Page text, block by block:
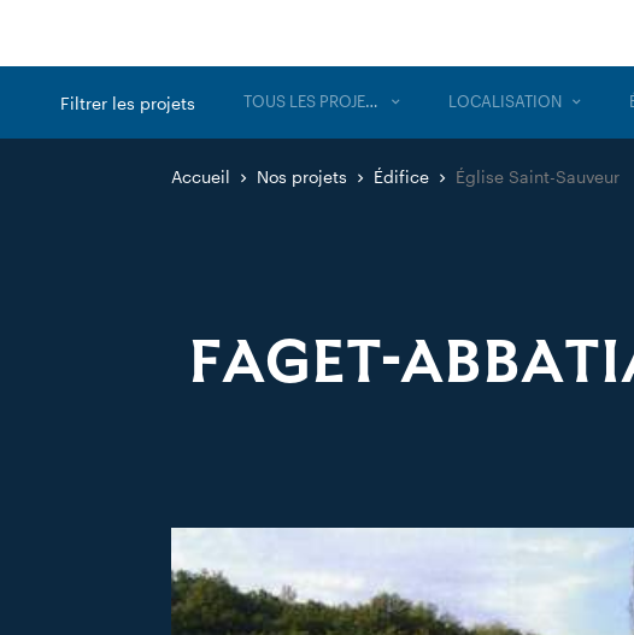
Filtrer les projets TOUS LES PROJETS LOCALISATION
Accueil Nos projets Édifice Église Saint-Sauveur
FAGET-